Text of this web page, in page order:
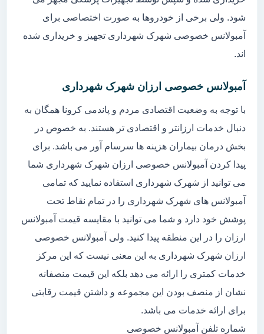
شود. ولی برخی از خودروها به صورت اختصاصی برای
آمبولانس خصوصی شهرک شهرداری تجهیز و خریداری شده
اند.
آمبولانس خصوصی ارزان شهرک شهرداری
با توجه به وضعیت اقتصادی مردم و پاندمی کرونا همگان به
دنبال خدمات ارزانتر و اقتصادی تر هستند. به خصوص در
بخش درمان بیماران هزینه ها سرسام آور می باشد. برای
پیدا کردن آمبولانس خصوصی ارزان شهرک شهرداری شما
می توانید از شهرک شهرداری استفاده نمایید که تمامی
آمبولانس های شهرک شهرداری را در تمام نقاط تحت
پوشش خود دارد و شما می توانید با مقایسه قیمت آمبولانس
ارزان را در این منطقه پیدا کنید. ولی آمبولانس خصوصی
ارزان شهرک شهرداری به این معنی نیست که این مرکز
خدمات کمتری را ارائه می دهد بلکه این قیمت منصفانه
نشان از منصف بودن این مجموعه و داشتن قیمت رقابتی
برای ارائه خدمات می باشد.
شماره تلفن آمبولانس خصوصی